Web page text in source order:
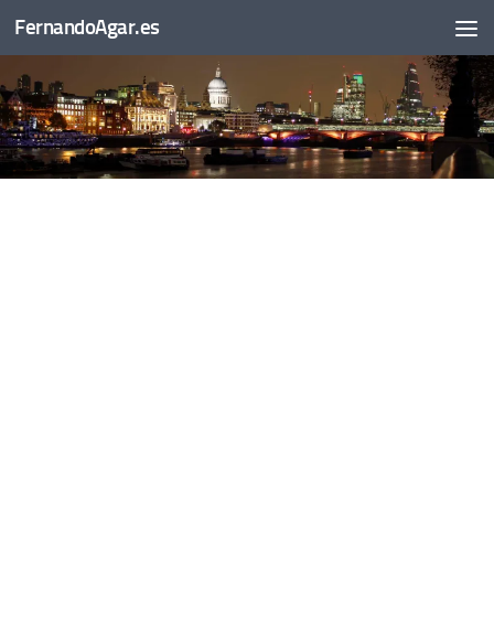
Saltar al contenido
FernandoAgar.es